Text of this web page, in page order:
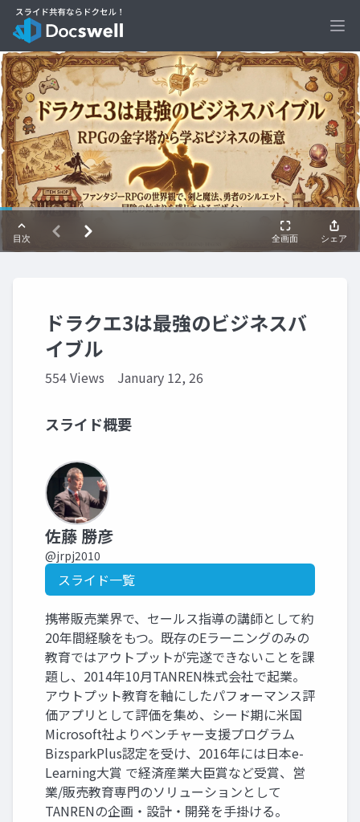
ドラクエ3は最強のビジネスバ
イブル
554 Views January 12, 26
スライド概要
佐藤 勝彦
@jrpj2010
スライド一覧
携帯販売業界で、セールス指導の講師として約
20年間経験をもつ。既存のEラーニングのみの
教育ではアウトプットが完遂できないことを課
題し、2014年10月TANREN株式会社で起業。
アウトプット教育を軸にしたパフォーマンス評
価アプリとして評価を集め、シード期に米国
Microsoft社よりベンチャー支援プログラム
BizsparkPlus認定を受け、2016年には日本e-
Learning大賞 で経済産業大臣賞など受賞、営
業/販売教育専門のソリューションとして
TANRENの企画・設計・開発を手掛ける。